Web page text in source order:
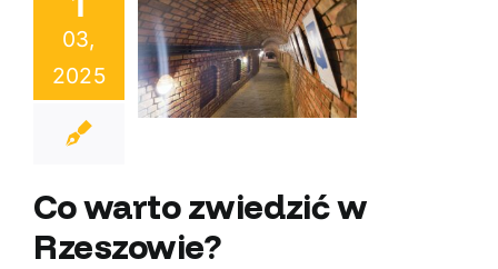
03,
2025
zwiedzić w
Co warto zwiedzić w
Rzeszowie?